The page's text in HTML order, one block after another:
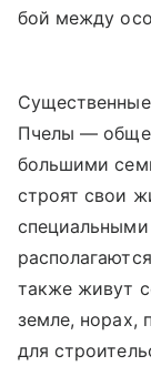
бой между
Пчелы —
большими
строят свои
также живут
земле, норах,
для